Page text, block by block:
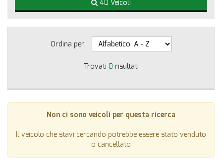
40 Veicoli
Ordina per:
Trovati 0 risultati
Non ci sono veicoli per questa ricerca
Il veicolo che stavi cercando potrebbe essere stato venduto
o cancellato